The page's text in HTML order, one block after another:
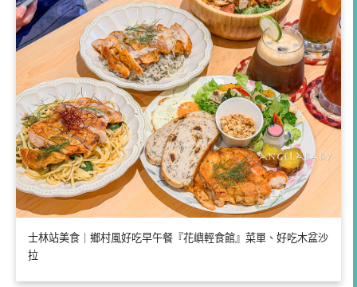
士林站美食｜鄉村風好吃早午餐『花嶼輕食館』菜單、好吃木盆沙
拉